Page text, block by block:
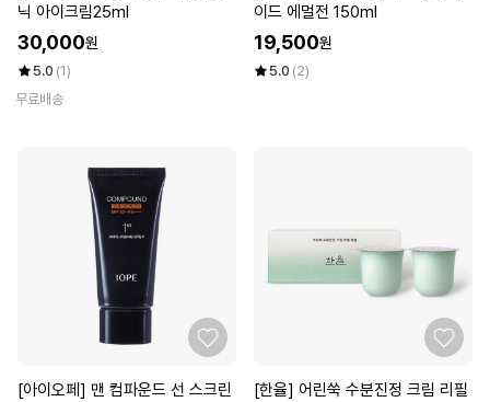
닉 아이크림25ml
30,000원
5.0 (1)
무료배송
이드 에멀전 150ml
19,500원
5.0 (2)
[아이오페] 맨 컴파운드 선 스크린
[한율] 어린쑥 수분진정 크림 리필